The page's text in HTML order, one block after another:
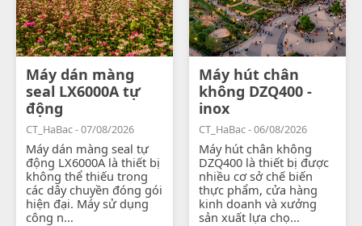
Máy dán màng
seal LX6000A tự
động
CT_HaBac - 07/08/2026
Máy dán màng seal tự
động LX6000A là thiết bị
không thể thiếu trong
các dây chuyền đóng gói
hiện đại. Máy sử dụng
công n...
Máy hút chân
không DZQ400 -
inox
CT_HaBac - 06/08/2026
Máy hút chân không
DZQ400 là thiết bị được
nhiều cơ sở chế biến
thực phẩm, cửa hàng
kinh doanh và xưởng
sản xuất lựa chọ...